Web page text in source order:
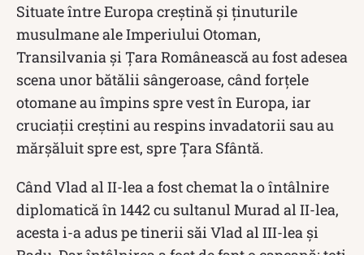
Situate între Europa creștină și ținuturile
musulmane ale Imperiului Otoman,
Transilvania și Țara Românească au fost adesea
scena unor bătălii sângeroase, când forțele
otomane au împins spre vest în Europa, iar
cruciații creștini au respins invadatorii sau au
mărșăluit spre est, spre Țara Sfântă.
Când Vlad al II-lea a fost chemat la o întâlnire
diplomatică în 1442 cu sultanul Murad al II-lea,
acesta i-a adus pe tinerii săi Vlad al III-lea și